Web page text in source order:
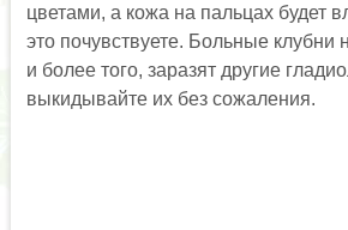
цветами, а кожа на пальцах будет
это почувствуете. Больные клубни
и более того, заразят другие
выкидывайте их без сожаления.